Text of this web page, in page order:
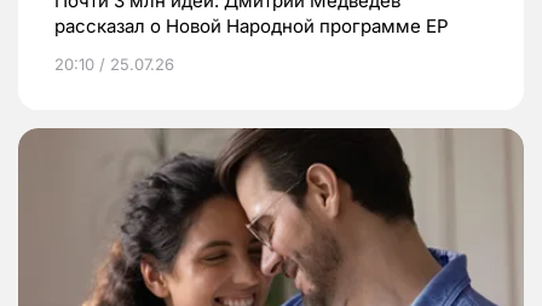
рассказал о Новой Народной программе ЕР
20:10 / 25.07.26